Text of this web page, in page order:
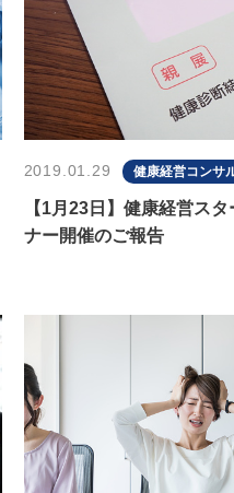
2019.01.29 健康経営コンサ
【1月23日】健康経営ス
ナー開催のご報告